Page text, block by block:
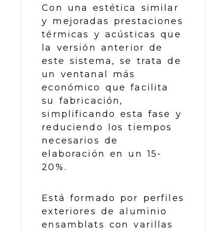
Con una estética similar
y mejoradas prestaciones
térmicas y acústicas que
la versión anterior de
este sistema, se trata de
un ventanal más
económico que facilita
su fabricación,
simplificando esta fase y
reduciendo los tiempos
necesarios de
elaboración en un 15-
20%.
Está formado por perfiles
exteriores de aluminio
ensamblats con varillas